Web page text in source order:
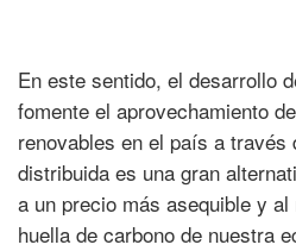
En este sentido, el desarrollo
fomente el aprovechamiento
renovables en el país a través
distribuida es una gran
a un precio más asequible y
huella de carbono de nuestra